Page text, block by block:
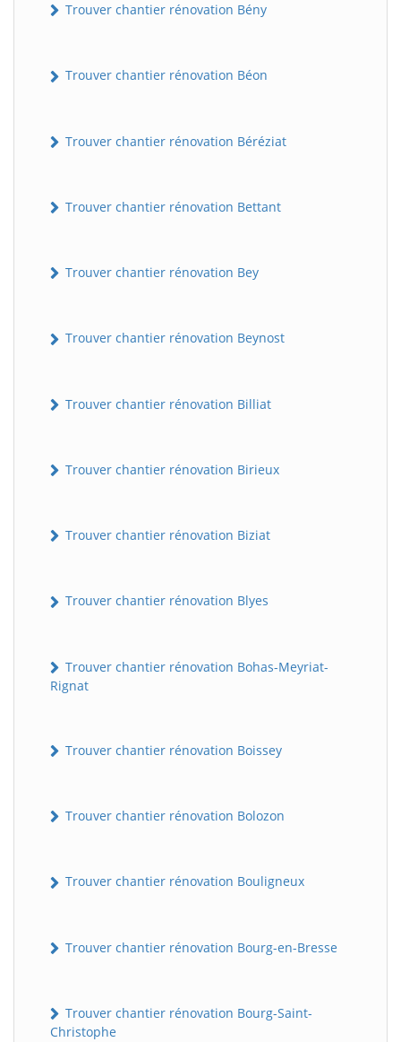
Trouver chantier rénovation Bény
Trouver chantier rénovation Béon
Trouver chantier rénovation Béréziat
Trouver chantier rénovation Bettant
Trouver chantier rénovation Bey
Trouver chantier rénovation Beynost
Trouver chantier rénovation Billiat
Trouver chantier rénovation Birieux
Trouver chantier rénovation Biziat
Trouver chantier rénovation Blyes
Trouver chantier rénovation Bohas-Meyriat-
Rignat
Trouver chantier rénovation Boissey
Trouver chantier rénovation Bolozon
Trouver chantier rénovation Bouligneux
Trouver chantier rénovation Bourg-en-Bresse
Trouver chantier rénovation Bourg-Saint-
Christophe